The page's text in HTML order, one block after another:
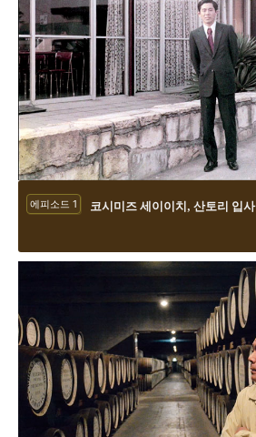
에피소드 1 코시미즈 세이이치, 산토리 입사